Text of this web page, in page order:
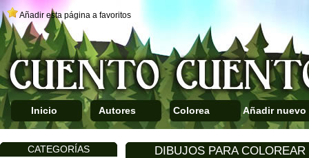
Añadir esta página a favoritos
Inicio Autores Colorea Añadir nuevo
CATEGORÍAS DIBUJOS PARA